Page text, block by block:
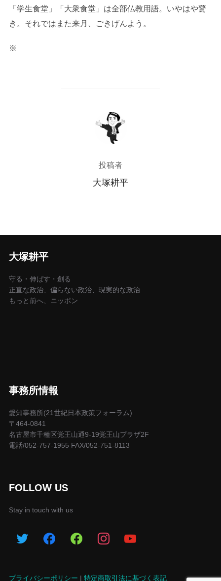
「学生食堂」「大衆食堂」は全部仏教用語。いやはや驚
き。それではまた来月、ごきげんよう。
※
投稿者
投稿者
大塚耕平
大塚耕平
守る・伸ばす・創る
正直な政治、偏らない政治、現実的な政治
もっと前へ、ニッポン
事務所情報
愛知事務所(21世紀日本政策フォーラム)
〒464-0841
名古屋市千種区覚王山通9-19覚王山プラザ2F
電話/052-757-1955 FAX/052-751-8113
FOLLOW US
Stay in touch with us
プライバシーポリシー | 特定商取引法に基づく表記